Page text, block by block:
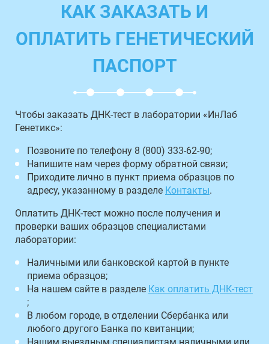
КАК ЗАКАЗАТЬ И
ОПЛАТИТЬ ГЕНЕТИЧЕСКИЙ
ПАСПОРТ
Чтобы заказать ДНК-тест в лаборатории «ИнЛаб
Генетикс»:
Позвоните по телефону 8 (800) 333-62-90;
Напишите нам через форму обратной связи;
Приходите лично в пункт приема образцов по
адресу, указанному в разделе Контакты.
Оплатить ДНК-тест можно после получения и
проверки ваших образцов специалистами
лаборатории:
Наличными или банковской картой в пункте
приема образцов;
На нашем сайте в разделе Как оплатить ДНК-тест
;
В любом городе, в отделении Сбербанка или
любого другого Банка по квитанции;